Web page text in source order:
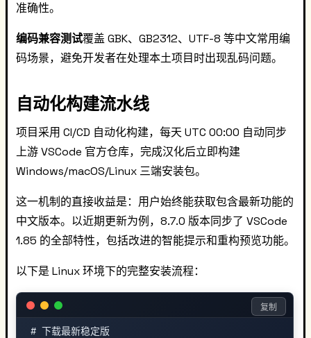
准确性。
编码兼容测试覆盖 GBK、GB2312、UTF-8 等中文常用编
码场景，避免开发者在处理本土项目时出现乱码问题。
自动化构建流水线
项目采用 CI/CD 自动化构建，每天 UTC 00:00 自动同步
上游 VSCode 官方仓库，完成汉化后立即构建
Windows/macOS/Linux 三端安装包。
这一机制的直接收益是：用户始终能获取包含最新功能的
中文版本。以近期更新为例，8.7.0 版本同步了 VSCode
1.85 的全部特性，包括改进的智能提示和重构预览功能。
以下是 Linux 环境下的完整安装流程：
# 下载最新稳定版
复制